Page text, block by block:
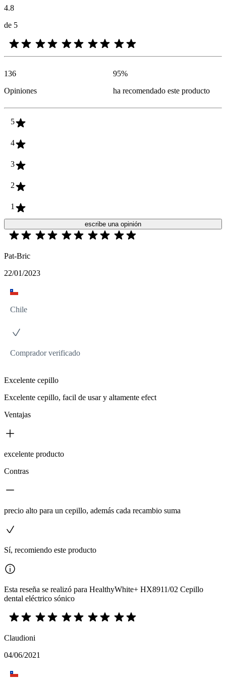
4.8
de 5
136
Opiniones
95%
ha recomendado este producto
5
4
3
2
1
escribe una opinión
Pat-Bric
22/01/2023
Chile
Comprador verificado
Excelente cepillo
Excelente cepillo, facil de usar y altamente efect
Ventajas
excelente producto
Contras
precio alto para un cepillo, además cada recambio suma
Sí, recomiendo este producto
Esta reseña se realizó para HealthyWhite+ HX8911/02 Cepillo
dental eléctrico sónico
Claudioni
04/06/2021